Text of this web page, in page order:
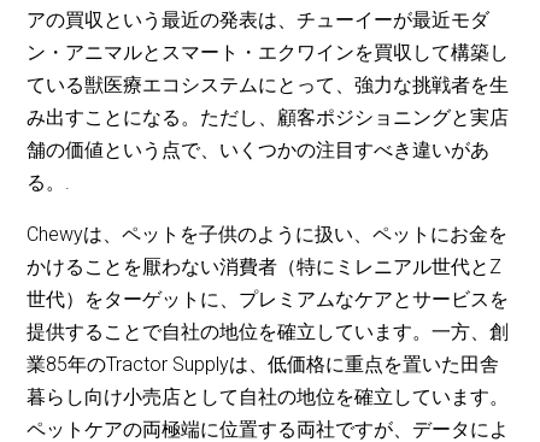
アの買収という最近の発表は、チューイーが最近モダ
ン・アニマルとスマート・エクワインを買収して構築し
ている獣医療エコシステムにとって、強力な挑戦者を生
み出すことになる。ただし、顧客ポジショニングと実店
舗の価値という点で、いくつかの注目すべき違いがあ
る。.
Chewyは、ペットを子供のように扱い、ペットにお金を
かけることを厭わない消費者（特にミレニアル世代とZ
世代）をターゲットに、プレミアムなケアとサービスを
提供することで自社の地位を確立しています。一方、創
業85年のTractor Supplyは、低価格に重点を置いた田舎
暮らし向け小売店として自社の地位を確立しています。
ペットケアの両極端に位置する両社ですが、データによ